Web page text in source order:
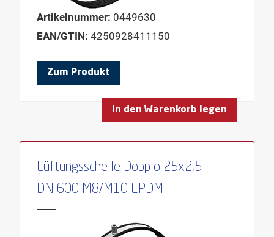
Artikelnummer: 0449630
EAN/GTIN: 4250928411150
Zum Produkt
In den Warenkorb legen
Lüftungsschelle Doppio 25x2,5
DN 600 M8/M10 EPDM